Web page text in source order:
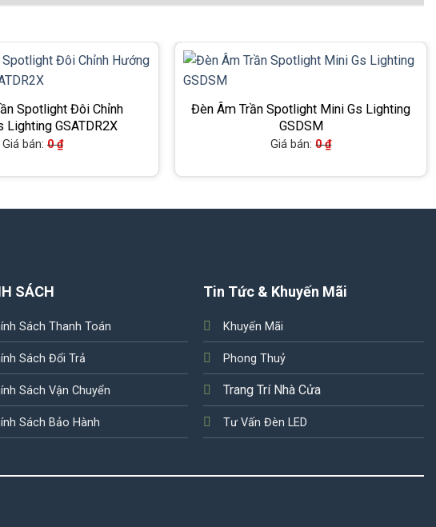
Spotlight Đôi Chỉnh
Lighting GSATDR2X
Giá bán:0₫
Đèn Âm Trần Spotlight Mini Gs Lighting
GSDSM
Giá bán:0₫
SÁCH
Sách Thanh Toán
Sách Đổi Trả
Sách Vận Chuyển
Sách Bảo Hành
Tin Tức & Khuyến Mãi
Khuyến Mãi
Phong Thuỷ
Trang Trí Nhà Cửa
Tư Vấn Đèn LED